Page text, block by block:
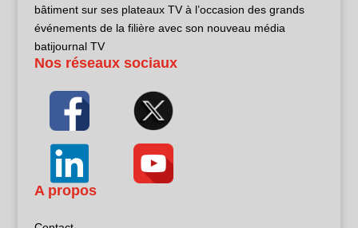
bâtiment sur ses plateaux TV à l’occasion des grands
événements de la filière avec son nouveau média
batijournal TV
Nos réseaux sociaux
A propos